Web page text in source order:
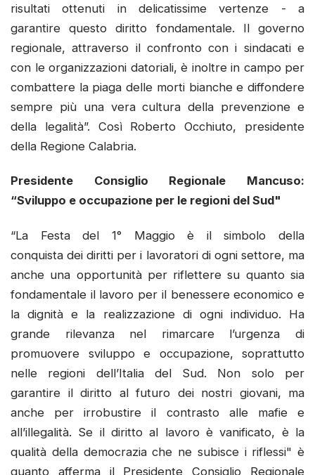
risultati ottenuti in delicatissime vertenze - a
garantire questo diritto fondamentale. Il governo
regionale, attraverso il confronto con i sindacati e
con le organizzazioni datoriali, è inoltre in campo per
combattere la piaga delle morti bianche e diffondere
sempre più una vera cultura della prevenzione e
della legalità”. Così Roberto Occhiuto, presidente
della Regione Calabria.
Presidente Consiglio Regionale Mancuso:
“Sviluppo e occupazione per le regioni del Sud"
“La Festa del 1° Maggio è il simbolo della
conquista dei diritti per i lavoratori di ogni settore, ma
anche una opportunità per riflettere su quanto sia
fondamentale il lavoro per il benessere economico e
la dignità e la realizzazione di ogni individuo. Ha
grande rilevanza nel rimarcare l’urgenza di
promuovere sviluppo e occupazione, soprattutto
nelle regioni dell’Italia del Sud. Non solo per
garantire il diritto al futuro dei nostri giovani, ma
anche per irrobustire il contrasto alle mafie e
all’illegalità. Se il diritto al lavoro è vanificato, è la
qualità della democrazia che ne subisce i riflessi" è
quanto afferma il Presidente Consiglio Regionale